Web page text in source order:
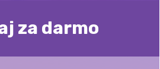
za darmo